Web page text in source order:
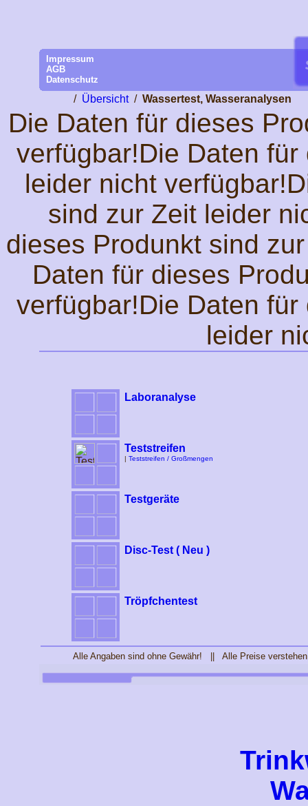
Impressum
AGB
Datenschutz
/ Übersicht/ Wassertest, Wasseranalysen
Die Daten für dieses
verfügbar!Die Daten
leider nicht
sind zur Zeit leider
dieses Produnkt sind
Daten für dieses
verfügbar!Die Daten
leider
Laboranalyse
Teststreifen
| Teststreifen / Großmengen
Testgeräte
Disc-Test ( Neu )
Tröpfchentest
Alle Angaben sind ohne Gewähr! || Alle Preise